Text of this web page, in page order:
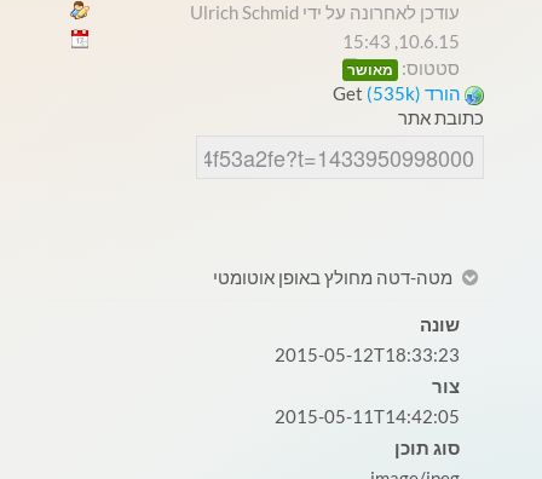
עודכן לאחרונה על ידי Ulrich Schmid
10.6.15, 15:43
סטטוס: מאושר
הורד (535k)
Get
כתובת אתר
מטה-דטה מחולץ באופן אוטומטי
שונה
2015-05-12T18:33:23
צור
2015-05-11T14:42:05
סוג תוכן